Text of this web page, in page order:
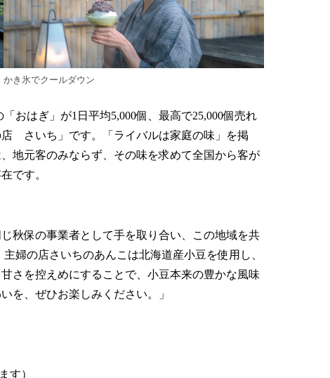
かき氷でクールダウン
おはぎ」が1日平均5,000個、最高で25,000個売れ
さいち」です。「ライバルは家庭の味」を掲
地元客のみならず、その味を求めて全国から客が
です。
秋保の事業者として手を取り合い、この地域を共
婦の店さいちのあんこは北海道産小豆を使用し、
さを控えめにすることで、小豆本来の豊かな風味
を、ぜひお楽しみください。」
す）